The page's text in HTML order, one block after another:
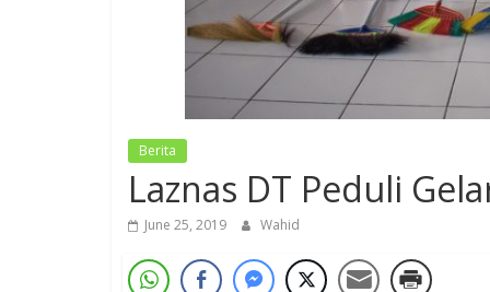
Berita
Laznas DT Peduli
June 25, 2019 Wahid